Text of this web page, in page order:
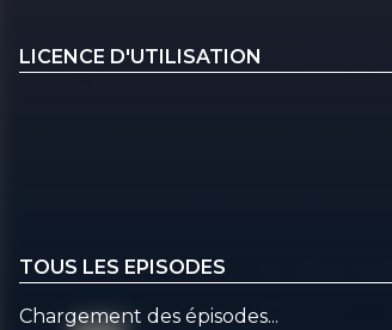
LICENCE D'UTILISATION
TOUS LES EPISODES
Chargement des épisodes...